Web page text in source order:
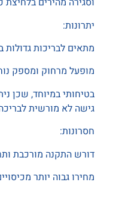
יתרונות:
מתאים לבריכות גדולות
מופעל מרחוק ומספק
בטיחותי במיוחד, שכן
גישה לא מורשית
חסרונות:
דורש התקנה מורכבת
מחירו גבוה יותר